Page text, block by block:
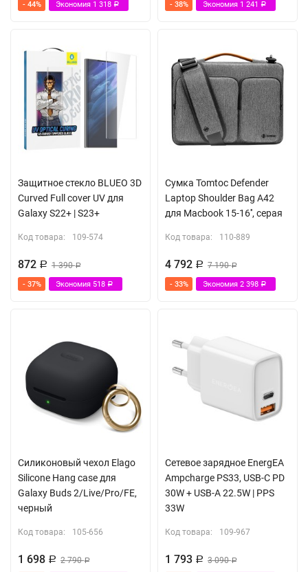
- 44% Экономия 1 318 Р - 38% Экономия 1 241 Р
Защитное стекло BLUEO 3D
Curved Full cover UV для
Galaxy S22+ | S23+
Код товара: 109-574
872 Р 1 390Р
- 37% Экономия 518 Р
Сумка Tomtoc Defender
Laptop Shoulder Bag A42
для Macbook 15-16'', серая
Код товара: 110-889
4 792 Р 7 190Р
- 33% Экономия 2 398 Р
Силиконовый чехол Elago
Silicone Hang case для
Galaxy Buds 2/Live/Pro/FE,
черный
Код товара: 105-656
1 698 Р 2 790Р
Сетевое зарядное EnergEA
Ampcharge PS33, USB-C PD
30W + USB-A 22.5W | PPS
33W
Код товара: 109-967
1 793 Р 3 090Р